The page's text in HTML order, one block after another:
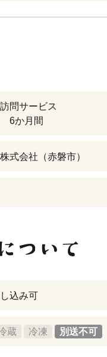
問サービス
6か月間
式会社（赤磐市）
込み可
蔵 冷凍 別送不可